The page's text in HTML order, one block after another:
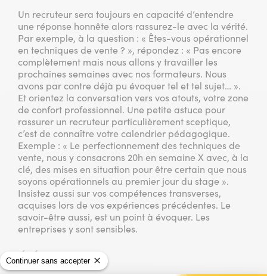
Continuer sans accepter
Un recruteur sera toujours en capacité d’entendre
une réponse honnête alors rassurez-le avec la vérité.
Par exemple, à la question : « Êtes-vous opérationnel
en techniques de vente ? », répondez : « Pas encore
complètement mais nous allons y travailler les
prochaines semaines avec nos formateurs. Nous
avons par contre déjà pu évoquer tel et tel sujet… ».
Et orientez la conversation vers vos atouts, votre zone
de confort professionnel. Une petite astuce pour
rassurer un recruteur particulièrement sceptique,
c’est de connaître votre calendrier pédagogique.
Exemple : « Le perfectionnement des techniques de
vente, nous y consacrons 20h en semaine X avec, à la
clé, des mises en situation pour être certain que nous
soyons opérationnels au premier jour du stage ».
Insistez aussi sur vos compétences transverses,
acquises lors de vos expériences précédentes. Le
savoir-être aussi, est un point à évoquer. Les
entreprises y sont sensibles.